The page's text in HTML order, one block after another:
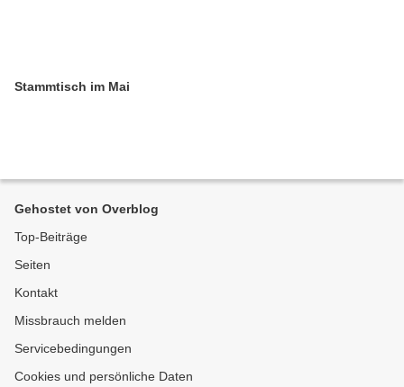
Stammtisch im Mai
Gehostet von Overblog
Top-Beiträge
Seiten
Kontakt
Missbrauch melden
Servicebedingungen
Cookies und persönliche Daten